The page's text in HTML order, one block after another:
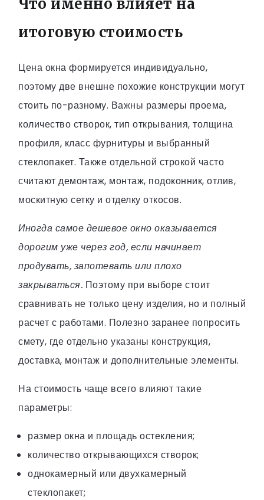
Что именно влияет на
итоговую стоимость
Цена окна формируется индивидуально,
поэтому две внешне похожие конструкции могут
стоить по-разному. Важны размеры проема,
количество створок, тип открывания, толщина
профиля, класс фурнитуры и выбранный
стеклопакет. Также отдельной строкой часто
считают демонтаж, монтаж, подоконник, отлив,
москитную сетку и отделку откосов.
Иногда самое дешевое окно оказывается
дорогим уже через год, если начинает
продувать, запотевать или плохо
закрываться. Поэтому при выборе стоит
сравнивать не только цену изделия, но и полный
расчет с работами. Полезно заранее попросить
смету, где отдельно указаны конструкция,
доставка, монтаж и дополнительные элементы.
На стоимость чаще всего влияют такие
параметры:
размер окна и площадь остекления;
количество открывающихся створок;
однокамерный или двухкамерный
стеклопакет;